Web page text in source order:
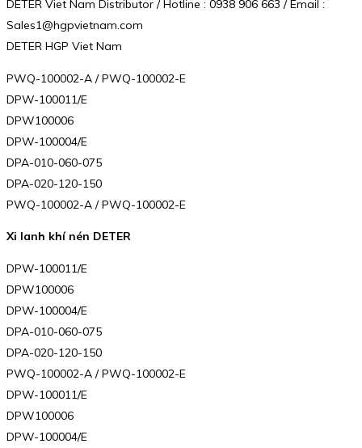
DETER Viet Nam Distributor / Hotline : 0938 906 663 / Email :
Sales1@hgpvietnam.com
DETER HGP Viet Nam
PWQ-100002-A / PWQ-100002-E
DPW-100011/E
DPW100006
DPW-100004/E
DPA-010-060-075
DPA-020-120-150
PWQ-100002-A / PWQ-100002-E
Xi lanh khí nén DETER
DPW-100011/E
DPW100006
DPW-100004/E
DPA-010-060-075
DPA-020-120-150
PWQ-100002-A / PWQ-100002-E
DPW-100011/E
DPW100006
DPW-100004/E